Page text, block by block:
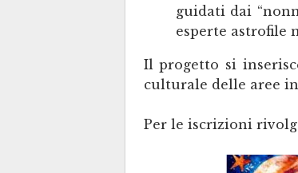
guidati dai
esperte astrofile
Il progetto si
culturale delle aree
Per le iscrizioni